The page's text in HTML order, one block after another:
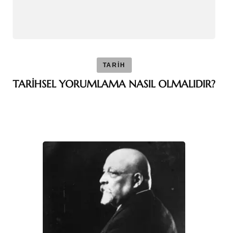
TARİH
TARİHSEL YORUMLAMA NASIL OLMALIDIR?